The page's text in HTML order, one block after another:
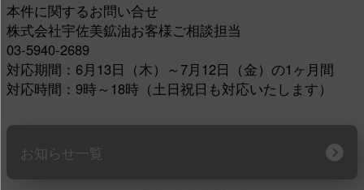
本件に関するお問い合せ
株式会社宇佐美鉱油お客様ご相談担当
03-5940-2689
対応期間：6月13日（木）～7月12日（金）の1ヶ月間
対応時間：9時～18時（土日祝日も対応いたします）
お知らせ一覧